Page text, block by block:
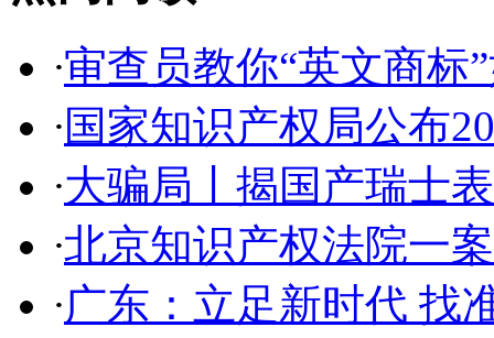
·审查员教你“英文商标
·国家知识产权局公布
·大骗局丨揭国产瑞士
·北京知识产权法院一
·广东：立足新时代 找